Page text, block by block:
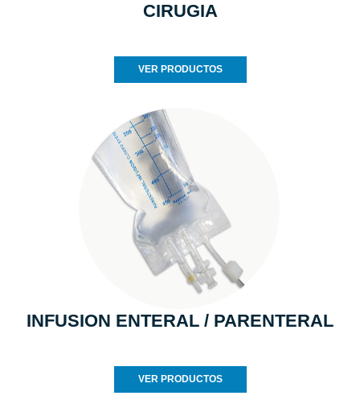
CIRUGIA
VER PRODUCTOS
INFUSION ENTERAL / PARENTERAL
VER PRODUCTOS